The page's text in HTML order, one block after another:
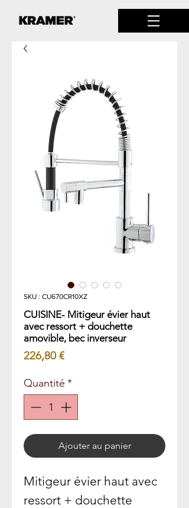
SKU : CU670CR10XZ
CUISINE- Mitigeur évier haut
avec ressort + douchette
amovible, bec inverseur
226,80 €Prix
Quantité *
Ajouter au panier
Mitigeur évier haut avec
ressort + douchette